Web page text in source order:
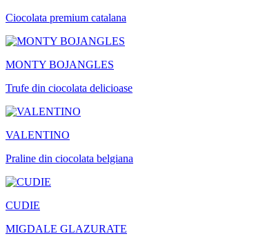
Ciocolata premium catalana
MONTY BOJANGLES
Trufe din ciocolata delicioase
VALENTINO
Praline din ciocolata belgiana
CUDIE
MIGDALE GLAZURATE